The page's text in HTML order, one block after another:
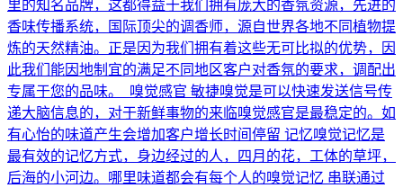
里的知名品牌，这都得益于我们拥有庞大的香氛资源，先进的
香味传播系统，国际顶尖的调香师，源自世界各地不同植物提
炼的天然精油。正是因为我们拥有着这些无可比拟的优势，因
此我们能因地制宜的满足不同地区客户对香氛的要求，调配出
专属于您的品味。 嗅觉感官 敏捷嗅觉是可以快速发送信号传
递大脑信息的，对于新鲜事物的来临嗅觉感官是最稳定的。如
有心怡的味道产生会增加客户增长时间停留 记忆嗅觉记忆是
最有效的记忆方式，身边经过的人，四月的花，工体的草坪，
后海的小河边。哪里味道都会有每个人的嗅觉记忆 串联通过